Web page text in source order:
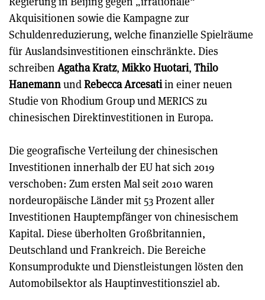
Akquisitionen sowie die Kampagne zur
Schuldenreduzierung, welche finanzielle Spielräume
für Auslandsinvestitionen einschränkte. Dies
schreiben Agatha Kratz, Mikko Huotari, Thilo
HanemannundRebecca Arcesatiin einer neuen
Studie von Rhodium Group und MERICS zu
chinesischen Direktinvestitionen in Europa.
Die geografische Verteilung der chinesischen
Investitionen innerhalb der EU hat sich 2019
verschoben: Zum ersten Mal seit 2010 waren
nordeuropäische Länder mit 53 Prozent aller
Investitionen Hauptempfänger von chinesischem
Kapital. Diese überholten Großbritannien,
Deutschland und Frankreich. Die Bereiche
Konsumprodukte und Dienstleistungen lösten den
Automobilsektor als Hauptinvestitionsziel ab.